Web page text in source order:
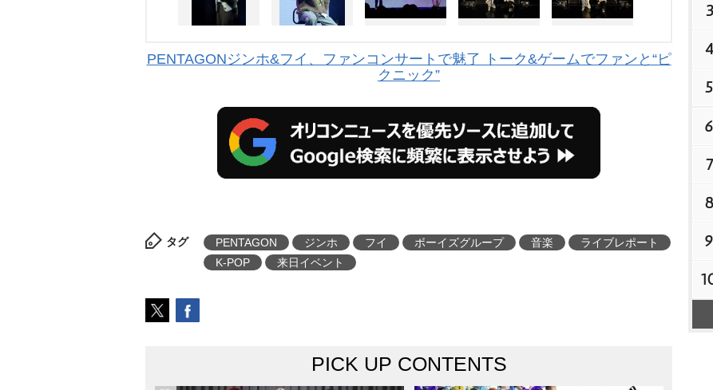
PENTAGONジンホ&フイ、ファンコンサートで魅了 トーク&ゲームでファンと“ピ
クニック”
タグ PENTAGON ジンホ フイ ボーイズグループ 音楽
ライブレポート
K-POP
来日イベント
PICK UP CONTENTS
3
4
5
6
7
8
9